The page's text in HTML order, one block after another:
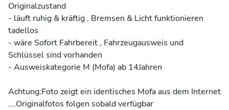
Originalzustand
- läuft ruhig & kräftig , Bremsen & Licht funktionieren
tadellos
- wäre Sofort Fahrbereit , Fahrzeugausweis und
Schlüssel sind vorhanden
- Ausweiskategorie M (Mofa) ab 14Jahren
Achtung:Foto zeigt ein identisches Mofa aus dem Internet
....Originalfotos folgen sobald verfügbar